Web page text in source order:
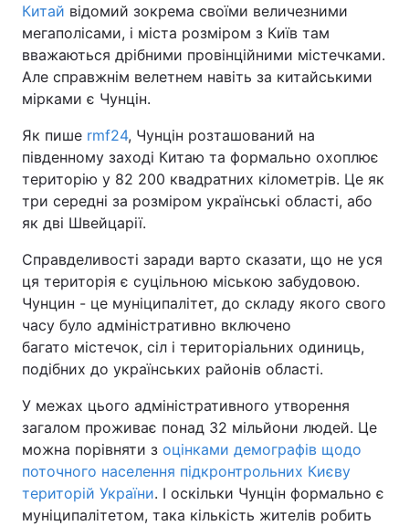
Китай відомий зокрема своїми величезними
мегаполісами, і міста розміром з Київ там
вважаються дрібними провінційними містечками.
Але справжнім велетнем навіть за китайськими
мірками є Чунцін.
Як пише rmf24, Чунцін розташований на
південному заході Китаю та формально охоплює
територію у 82 200 квадратних кілометрів. Це як
три середні за розміром українські області, або
як дві Швейцарії.
Справделивості заради варто сказати, що не уся
ця територія є суцільною міською забудовою.
Чунцин - це муніципалітет, до складу якого свого
часу було адміністративно включено
багато містечок, сіл і територіальних одиниць,
подібних до українських районів області.
У межах цього адміністративного утворення
загалом проживає понад 32 мільйони людей. Це
можна порівняти з оцінками демографів щодо
поточного населення підкронтрольних Києву
територій України. І оскільки Чунцін формально є
муніципалітетом, така кількість жителів робить